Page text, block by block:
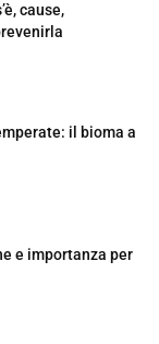
cause,
il bioma a
e importanza per